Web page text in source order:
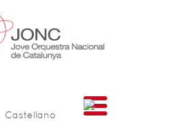
Castellano